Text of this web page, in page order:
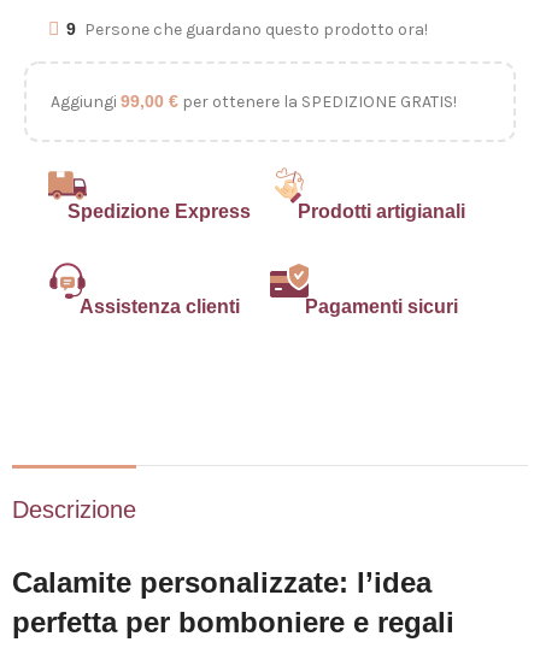
9 Persone che guardano questo prodotto ora!
Aggiungi 99,00 € per ottenere la SPEDIZIONE GRATIS!
Spedizione Express Prodotti artigianali
Assistenza clienti Pagamenti sicuri
Descrizione
Calamite personalizzate: l’idea
perfetta per bomboniere e regali